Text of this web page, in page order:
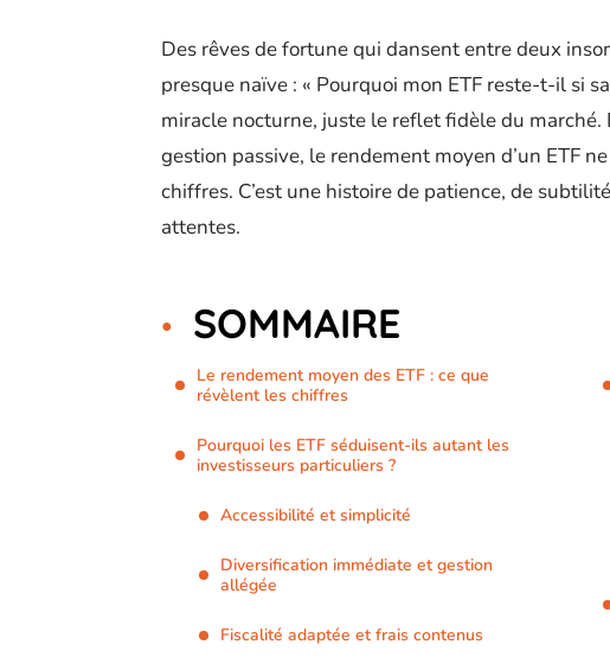
Des rêves de fortune qui dansent entre deux
presque naïve : « Pourquoi mon ETF reste-t-il si
miracle nocturne, juste le reflet fidèle du
gestion passive, le rendement moyen d’un ETF
chiffres. C’est une histoire de patience, de
attentes.
SOMMAIRE
Le rendement moyen des ETF : ce que
révèlent les chiffres
Pourquoi les ETF séduisent-ils autant les
investisseurs particuliers ?
Accessibilité et simplicité
Diversification immédiate et gestion
allégée
Fiscalité adaptée et frais contenus